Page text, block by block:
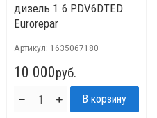
дизель 1.6 PDV6DTED
Eurorepar
Артикул: 1635067180
10 000руб.